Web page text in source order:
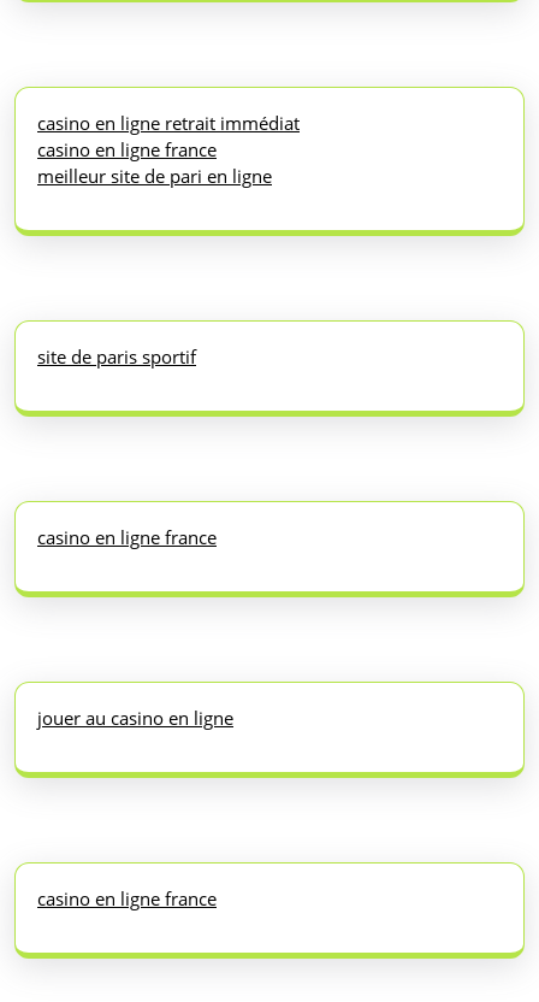
casino en ligne retrait immédiat
casino en ligne france
meilleur site de pari en ligne
site de paris sportif
casino en ligne france
jouer au casino en ligne
casino en ligne france